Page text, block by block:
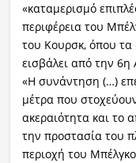
«καταμερισμό
περιφέρεια του
του Κουρσκ, όπου τα
εισβάλει από την
«Η συνάντηση (…)
μέτρα που
ακεραιότητα και το
την προστασία του
περιοχή του